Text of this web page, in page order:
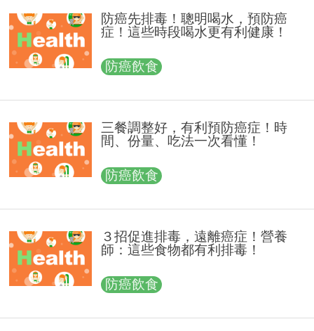
防癌先排毒！聰明喝水，預防癌
症！這些時段喝水更有利健康！
防癌飲食
三餐調整好，有利預防癌症！時
間、份量、吃法一次看懂！
防癌飲食
３招促進排毒，遠離癌症！營養
師：這些食物都有利排毒！
防癌飲食